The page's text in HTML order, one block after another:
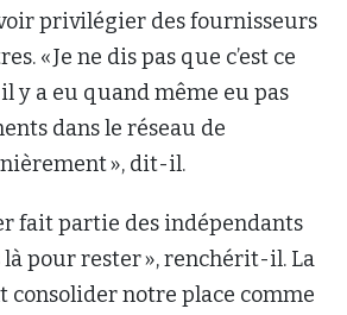
privilégier des fournisseurs
« Je ne dis pas que c’est ce
y a eu quand même eu pas
dans le réseau de
», dit-il.
fait partie des indépendants
là pour rester », renchérit-il. La
consolider notre place comme